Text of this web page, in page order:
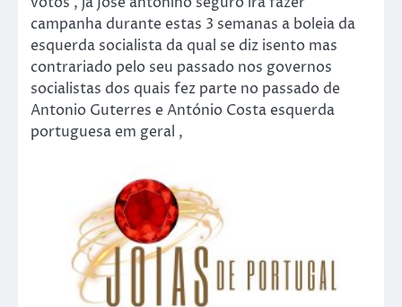
campanha durante estas 3 semanas a boleia da
esquerda socialista da qual se diz isento mas
contrariado pelo seu passado nos governos
socialistas dos quais fez parte no passado de
Antonio Guterres e António Costa esquerda
portuguesa em geral ,